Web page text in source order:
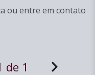
ou entre em contato
de 1